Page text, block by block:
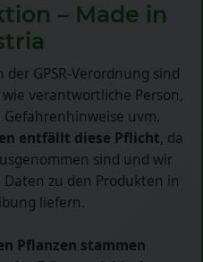
– Made in
GPSR-Verordnung sind
verantwortliche Person,
uvm.
entfällt diese Pflicht, da
sind und wir
zu den Produkten in
liefern.
Pflanzen stammen